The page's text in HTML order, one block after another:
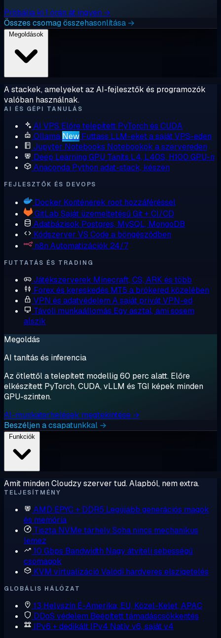
Próbálja ki 1 órán át ingyen →
Összes csomag összehasonlítása →
A stackek, amelyeket az AI-fejlesztők és programozók
valóban használnak.
AI ÉS GÉPI TANULÁS
AI VPS Előre telepített PyTorch és CUDA
Ollama New Futtass LLM-eket a saját VPS-eden
Jupyter Notebooks Notebookok a szervereden
Deep Learning GPU Taníts L4, L40S, H100 GPU-n
Anaconda Python adat-stack, készen
FEJLESZTŐK ÉS DEVOPS
Docker Konténerek root hozzáféréssel
GitLab Saját üzemeltetésű Git + CI/CD
Adatbázisok Postgres, MySQL, MongoDB
Kódszerver VS Code a böngésződben
n8n Automatizációk 24/7
FUTTATÁS ÉS TRADING
Játékszerverek Minecraft, CS, ARK és több
Forex és kereskedés MT5 a brókered közelében
VPN és adatvédelem A saját privát VPN-ed
Távoli munkaállomás Egy asztal, ami sosem
alszik
Megoldás
AI tanítás és inferencia
Az ötlettől a telepített modellig 60 perc alatt. Előre
elkészített PyTorch, CUDA, vLLM és TGI képek minden
GPU-szinten.
AI-munkaterhelések megtekintése →
Beszéljen a csapatunkkal →
Amit minden Cloudzy szerver tud. Alapból, nem extra.
TELJESÍTMÉNY
AMD EPYC + DDR5 Legújabb generációs magok
és memória
Tiszta NVMe tárhelySoha nincs mechanikus
lemez
10 Gbps Bandwidth Nagy átviteli sebességű
csomagok
KVM virtualizáció Valódi hardveres elszigetelés
GLOBÁLIS HÁLÓZAT
13 Helyszín É-Amerika, EU, Közel-Kelet, APAC
DDoS védelem Beépített támadáscsökkentés
IPv6 + dedikált IPv4 Natív v6, saját v4